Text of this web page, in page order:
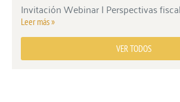
Invitación Webinar | Perspectivas
Leer más »
VER TODOS